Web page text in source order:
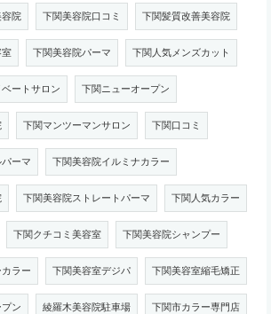
院 下関美容院口コミ 下関髪質改善美容院
下関美容院パーマ 下関人気メンズカット
ートサロン 下関ニューオープン
下関マンツーマンサロン 下関口コミ
ーマ 下関美容院イルミナカラー
下関美容院ストレートパーマ 下関人気カラー
下関クチコミ美容室 下関美容院シャンプー
ラー 下関美容室デジパ 下関美容室縮毛矯正
ン 綾羅木美容院駐車場 下関市カラー専門店